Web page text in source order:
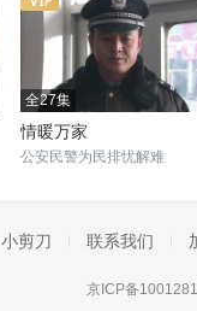
全27集
情暖万家
公安民警为民排忧解难
小剪刀 联系我们
京ICP备